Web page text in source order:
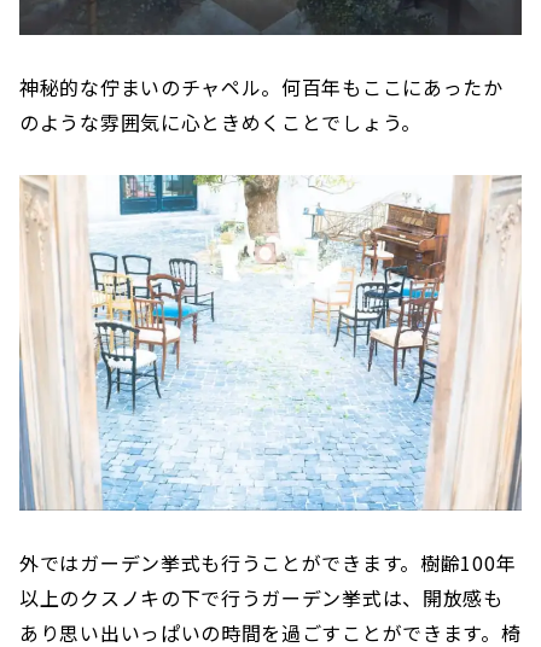
神秘的な佇まいのチャペル。何百年もここにあったか
のような雰囲気に心ときめくことでしょう。
外ではガーデン挙式も行うことができます。樹齢100年
以上のクスノキの下で行うガーデン挙式は、開放感も
あり思い出いっぱいの時間を過ごすことができます。椅